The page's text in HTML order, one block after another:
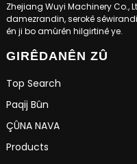
Zhejiang Wuyi Machinery Co.,
damezrandin, serokê
ên ji bo amûrên hilgirtinê ye.
GIRÊDANÊN ZÛ
Top Search
Paqij Bûn
ÇÛNA NAVA
Products